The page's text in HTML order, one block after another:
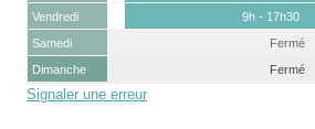
Vendredi
9h - 17h30
Samedi
Fermé
Dimanche
Fermé
Signaler une erreur